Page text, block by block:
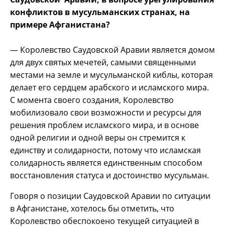
конфликтов в мусульманских странах, на
примере Афганистана?
— Королевство Саудовской Аравии является домом
для двух святых мечетей, самыми священными
местами на земле и мусульманской киблы, которая
делает его сердцем арабского и исламского мира.
С момента своего создания, Королевство
мобилизовало свои возможности и ресурсы для
решения проблем исламского мира, и в основе
одной религии и одной веры он стремится к
единству и солидарности, потому что исламская
солидарность является единственным способом
восстановления статуса и достоинство мусульман.
Говоря о позиции Саудовской Аравии по ситуации
в Афганистане, хотелось бы отметить, что
Королевство обеспокоено текущей ситуацией в